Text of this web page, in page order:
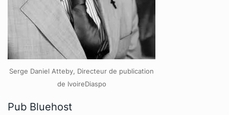
Serge Daniel Atteby, Directeur de publication
de IvoireDiaspo
Pub Bluehost